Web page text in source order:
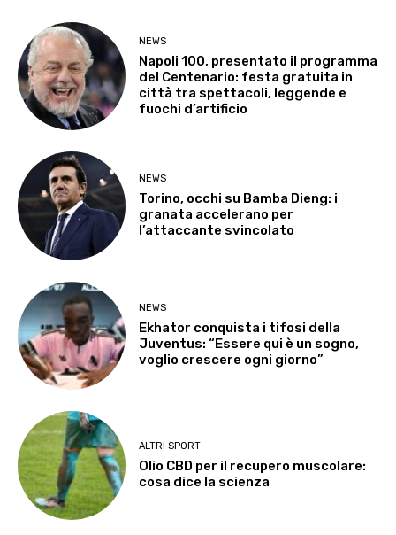
NEWS
Napoli 100, presentato il programma
del Centenario: festa gratuita in
città tra spettacoli, leggende e
fuochi d’artificio
NEWS
Torino, occhi su Bamba Dieng: i
granata accelerano per
l’attaccante svincolato
NEWS
Ekhator conquista i tifosi della
Juventus: “Essere qui è un sogno,
voglio crescere ogni giorno”
ALTRI SPORT
Olio CBD per il recupero muscolare:
cosa dice la scienza